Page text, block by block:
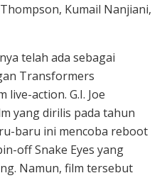
Kumail Nanjiani,
telah ada sebagai
Transformers
action. G.I. Joe
yang dirilis pada tahun
baru ini mencoba reboot
off Snake Eyes yang
Namun, film tersebut